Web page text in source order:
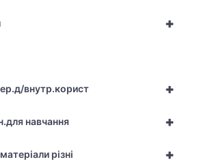
+
+
внутр.корист
+
навчання
+
різні